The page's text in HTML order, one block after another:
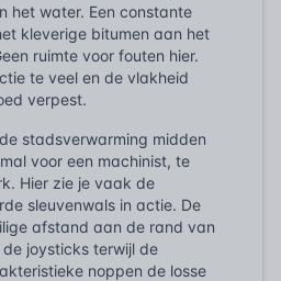
het water. Een constante
kleverige bitumen aan het
ruimte voor fouten hier.
te veel en de vlakheid
verpest.
stadsverwarming midden
voor een machinist, te
Hier zie je vaak de
sleuvenwals in actie. De
afstand aan de rand van
joysticks terwijl de
noppen de losse